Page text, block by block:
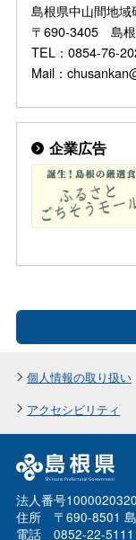
島根県中山間地域
〒690-3405 島根
TEL：0854-76-
Mail：
企業広告
個人情報の取り扱い
アクセシビリティ
法人番号
住所 〒690-8501
電話 0852-22-5111